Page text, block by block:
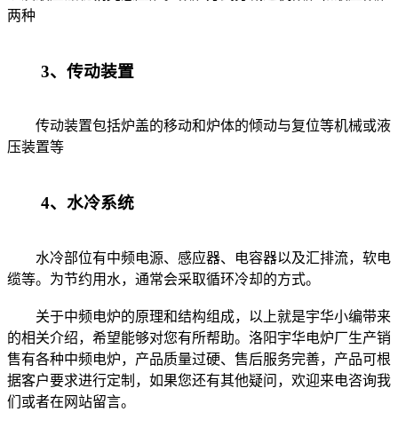
两种
3、传动装置
传动装置包括炉盖的移动和炉体的倾动与复位等机械或液
压装置等
4、水冷系统
水冷部位有中频电源、感应器、电容器以及汇排流，软电
缆等。为节约用水，通常会采取循环冷却的方式。
关于中频电炉的原理和结构组成，以上就是宇华小编带来
的相关介绍，希望能够对您有所帮助。洛阳宇华电炉厂生产销
售有各种中频电炉，产品质量过硬、售后服务完善，产品可根
据客户要求进行定制，如果您还有其他疑问，欢迎来电咨询我
们或者在网站留言。